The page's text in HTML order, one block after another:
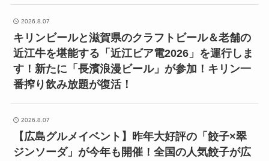
2026.8.07
キリンビールと滋賀県のクラフトビール＆老舗の
近江牛を堪能する「近江ビア電2026」を運行しま
す！新たに「長濱浪漫ビール」が参加！キリン一
番搾り飲み放題が復活！
2026.8.07
【広島グルメイベント】昨年大好評の「餃子×翠
ジンソーダ」が今年も開催！全国の人気餃子が広